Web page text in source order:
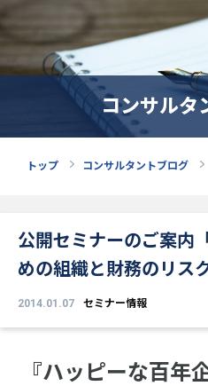
コンサルタ
トップ コンサルタントブログ
公開セミナーのご案内
めの組織と財務のリス
2014.01.07 セミナー情報
『ハッピーな百年